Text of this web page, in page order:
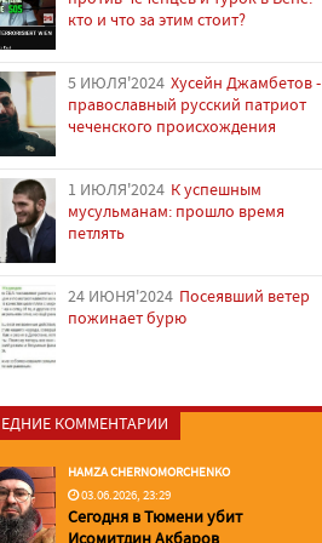
кто и что за этим стоит?
5 ИЮЛЯ'2024 Хусейн Джамбетов -
православный русский патриот
чеченского происхождения
1 ИЮЛЯ'2024 К успешным
мусульманам: прошло время
петлять
24 ИЮНЯ'2024 Посеявший ветер
пожинает бурю
КОММЕНТАРИИ
HAMZA CHERNOMORCHENKO
03.06.2026, 23:29
Сегодня в Тюмени убит
Исомитдин Акбаров